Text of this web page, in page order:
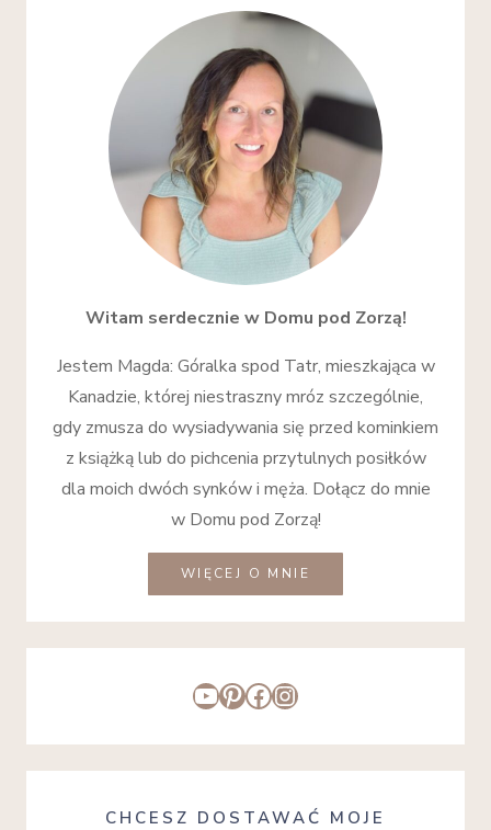
Witam serdecznie w Domu pod Zorzą!
Jestem Magda: Góralka spod Tatr, mieszkająca w
Kanadzie, której niestraszny mróz szczególnie,
gdy zmusza do wysiadywania się przed kominkiem
z książką lub do pichcenia przytulnych posiłków
dla moich dwóch synków i męża. Dołącz do mnie
w Domu pod Zorzą!
WIĘCEJ O MNIE
YouTube
Pinterest
Facebook
Instagram
CHCESZ DOSTAWAĆ MOJE